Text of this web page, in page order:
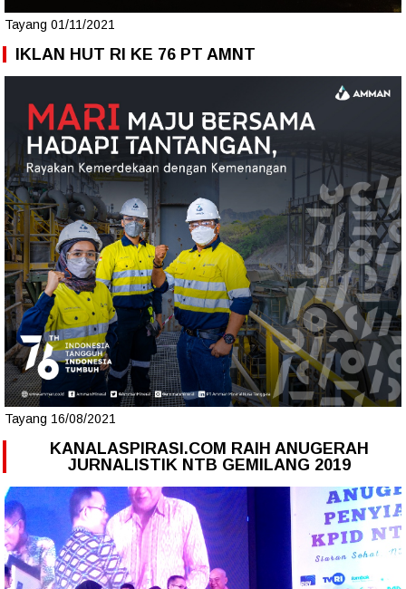
Tayang 01/11/2021
IKLAN HUT RI KE 76 PT AMNT
Tayang 16/08/2021
KANALASPIRASI.COM RAIH ANUGERAH
JURNALISTIK NTB GEMILANG 2019